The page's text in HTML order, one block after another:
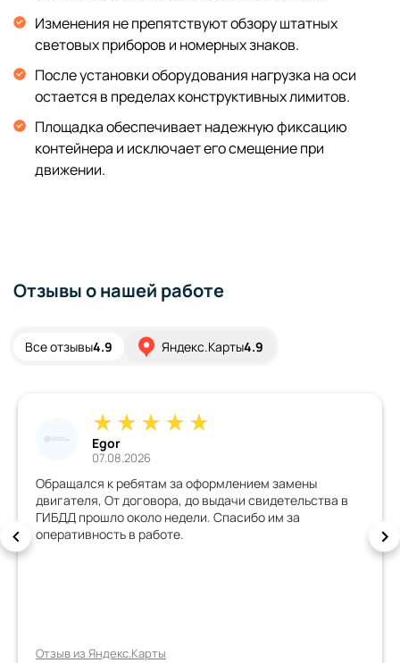
Изменения не препятствуют обзору штатных
световых приборов и номерных знаков.
После установки оборудования нагрузка на оси
остается в пределах конструктивных лимитов.
Площадка обеспечивает надежную фиксацию
контейнера и исключает его смещение при
движении.
Отзывы о нашей работе
Все отзывы4.9 Яндекс.Карты4.9
Egor
07.08.2026
Обращался к ребятам за оформлением замены
двигателя, От договора, до выдачи свидетельства в
ГИБДД прошло около недели. Спасибо им за
оперативность в работе.
Отзыв из Яндекс.Карты